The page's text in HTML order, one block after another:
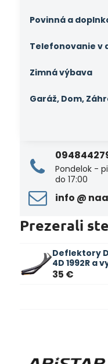
Povinná a
Telefonovanie v
Zimná výbava
Garáž, Dom,
Pondelok -
do 17:00
info ​@
Prezerali
Deflektory
4D 1992R a
35 €